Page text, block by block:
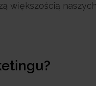
większością